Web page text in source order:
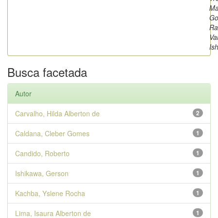
Busca facetada
Autor
2
Carvalho, Hilda Alberton de
1
Caldana, Cleber Gomes
1
Candido, Roberto
1
Ishikawa, Gerson
1
Kachba, Yslene Rocha
1
Lima, Isaura Alberton de